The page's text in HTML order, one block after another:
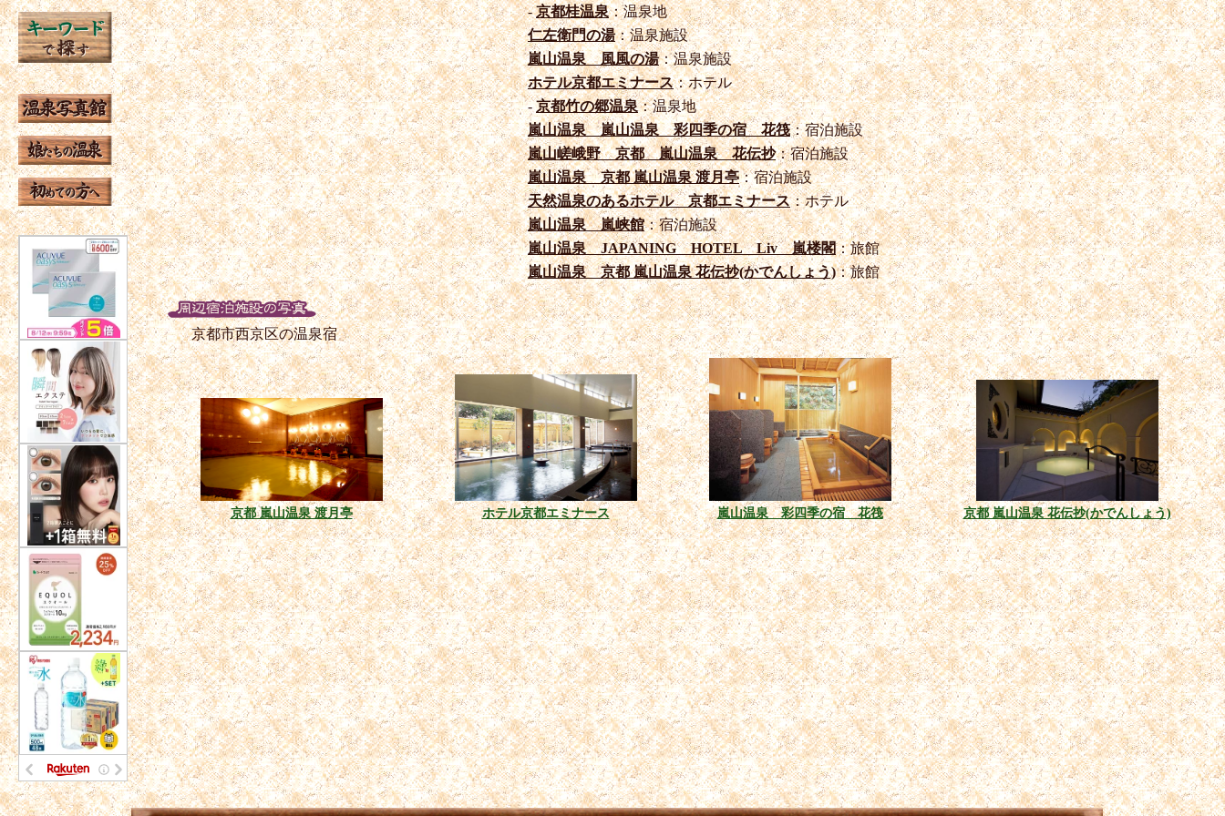
-京都桂温泉：温泉地
仁左衛門の湯：温泉施設
嵐山温泉 風風の湯：温泉施設
ホテル京都エミナース：ホテル
-京都竹の郷温泉：温泉地
嵐山温泉 嵐山温泉 彩四季の宿 花筏：宿泊施設
嵐山嵯峨野 京都 嵐山温泉 花伝抄：宿泊施設
嵐山温泉 京都 嵐山温泉 渡月亭：宿泊施設
天然温泉のあるホテル 京都エミナース：ホテル
嵐山温泉 嵐峡館：宿泊施設
嵐山温泉 JAPANING HOTEL Liv 嵐楼閣：旅館
嵐山温泉 京都 嵐山温泉 花伝抄(かでんしょう)：旅館
京都市西京区の温泉宿
京都 嵐山温泉 渡月亭 ホテル京都エミナース 嵐山温泉 彩四季の宿 花筏 京都 嵐山温泉 花伝抄(かでんしょう)